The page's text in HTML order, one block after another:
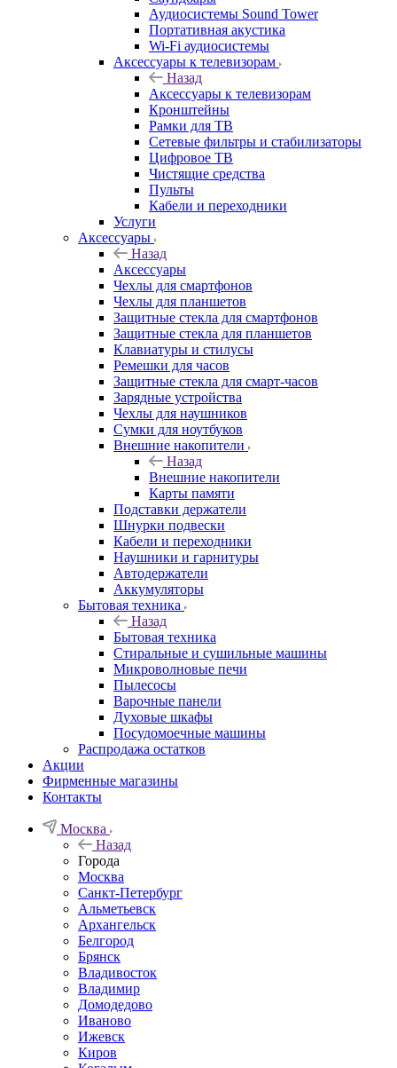
Аудиосистемы Sound Tower
Портативная акустика
Wi-Fi аудиосистемы
Аксессуары к телевизорам
Назад
Аксессуары к телевизорам
Кронштейны
Рамки для ТВ
Сетевые фильтры и стабилизаторы
Цифровое ТВ
Чистящие средства
Пульты
Кабели и переходники
Услуги
Аксессуары
Назад
Аксессуары
Чехлы для смартфонов
Чехлы для планшетов
Защитные стекла для смартфонов
Защитные стекла для планшетов
Клавиатуры и стилусы
Ремешки для часов
Защитные стекла для смарт-часов
Зарядные устройства
Чехлы для наушников
Сумки для ноутбуков
Внешние накопители
Назад
Внешние накопители
Карты памяти
Подставки держатели
Шнурки подвески
Кабели и переходники
Наушники и гарнитуры
Автодержатели
Аккумуляторы
Бытовая техника
Назад
Бытовая техника
Стиральные и сушильные машины
Микроволновые печи
Пылесосы
Варочные панели
Духовые шкафы
Посудомоечные машины
Распродажа остатков
Акции
Фирменные магазины
Контакты
Москва
Назад
Города
Москва
Санкт-Петербург
Альметьевск
Архангельск
Белгород
Брянск
Владивосток
Владимир
Домодедово
Иваново
Ижевск
Киров